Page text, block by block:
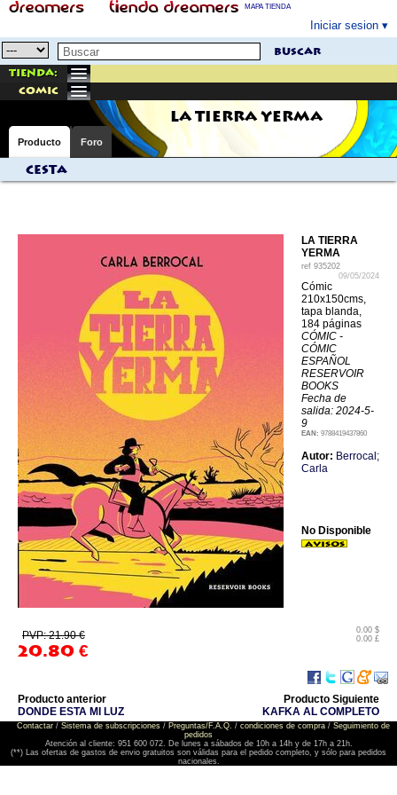
MAPA TIENDA
Iniciar sesion
buscar
Tienda:
comic
LA TIERRA YERMA
Producto Foro
Cesta
LA TIERRA
YERMA
ref 935202
09/05/2024
Cómic
210x150cms,
tapa blanda,
184 páginas
CÓMIC -
CÓMIC
ESPAÑOL
RESERVOIR
BOOKS
Fecha de
salida: 2024-5-
9
EAN: 9788419437860
Autor: Berrocal;
Carla
PVP: 21.90 €
20.80 €
0.00 $
0.00 £
No Disponible
Producto anterior
DONDE ESTA MI LUZ
Producto Siguiente
KAFKA AL COMPLETO
Contactar/ Sistema de subscripciones/ Preguntas/F.A.Q. / condiciones de compra/ Seguimiento de
pedidos
Atención al cliente: 951 600 072. De lunes a sábados de 10h a 14h y de 17h a 21h.
(**) Las ofertas de gastos de envio gratuitos son válidas para el pedido completo, y sólo para pedidos
nacionales.